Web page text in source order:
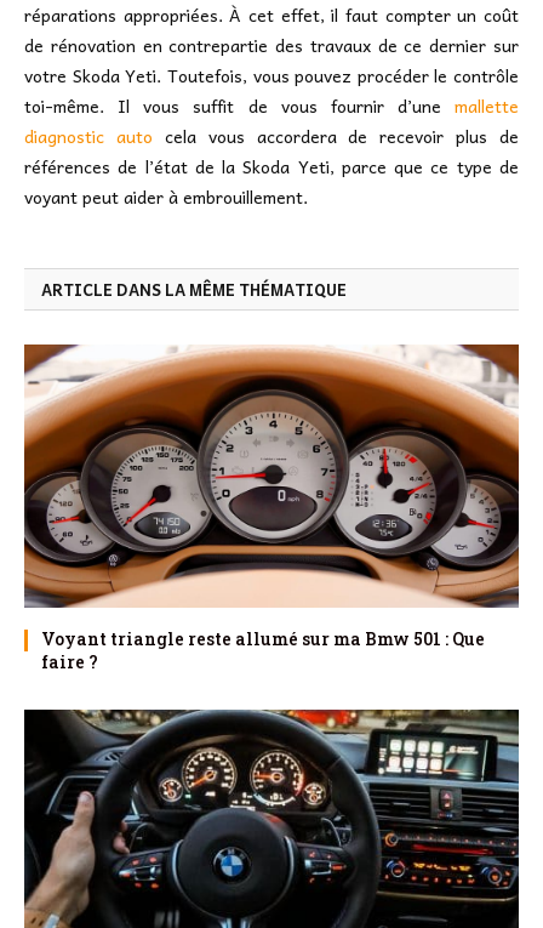
réparations appropriées. À cet effet, il faut compter un coût
de rénovation en contrepartie des travaux de ce dernier sur
votre Skoda Yeti. Toutefois, vous pouvez procéder le contrôle
toi-même. Il vous suffit de vous fournir d’une mallette
diagnostic auto cela vous accordera de recevoir plus de
références de l’état de la Skoda Yeti, parce que ce type de
voyant peut aider à embrouillement.
ARTICLE DANS LA MÊME THÉMATIQUE
Voyant triangle reste allumé sur ma Bmw 501 : Que
faire ?